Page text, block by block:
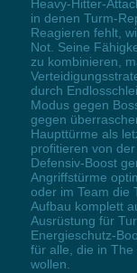
Heavy-Hitter-
in denen Turm-
Reagieren fehlt,
Not. Seine
zu kombinieren,
durch
Modus gegen
gegen
Haupttürme als
profitieren von
Defensiv-Boost
Angriffstürme
oder im Team die
Aufbau komplett
Ausrüstung für
Energieschutz-
für alle, die in The
wollen.